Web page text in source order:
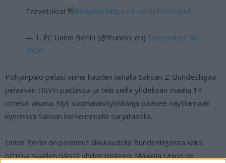
Tervetuloa! 👋#fcunion https://t.co/9LFYsCU6uS
— 1. FC Union Berlin (@fcunion_en) September 30,
2020
Pohjanpalo pelasi viime kauden lainalla Saksan 2. Bundesliigaa
pelaavan HSV:n paidassa ja teki siellä yhdeksän maalia 14
ottelun aikana. Nyt suomalaishyökkääjä pääsee näyttämään
kyntensä Saksan korkeimmalla sarjatasolla.
Union Berlin on pelannut alkukaudella Bundesliigassa kaksi
ottelua saaden näistä yhden pisteen. Maaleja Union on